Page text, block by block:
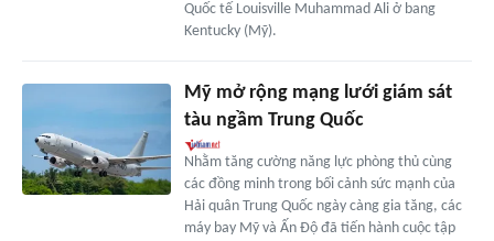
Quốc tế Louisville Muhammad Ali ở bang
Kentucky (Mỹ).
Mỹ mở rộng mạng lưới giám sát
tàu ngầm Trung Quốc
Nhằm tăng cường năng lực phòng thủ cùng
các đồng minh trong bối cảnh sức mạnh của
Hải quân Trung Quốc ngày càng gia tăng, các
máy bay Mỹ và Ấn Độ đã tiến hành cuộc tập